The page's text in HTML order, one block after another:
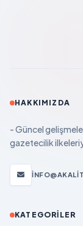
HAKKIMIZDA
- Güncel
gazetecilik
KATEGORILER